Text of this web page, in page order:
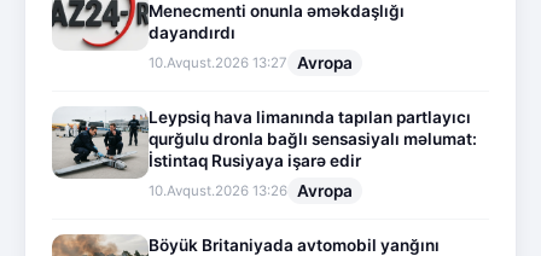
Menecmenti onunla əməkdaşlığı
dayandırdı
10.Avqust.2026 13:27 Avropa
Leypsiq hava limanında tapılan partlayıcı
qurğulu dronla bağlı sensasiyalı məlumat:
İstintaq Rusiyaya işarə edir
10.Avqust.2026 13:26 Avropa
Böyük Britaniyada avtomobil yanğını